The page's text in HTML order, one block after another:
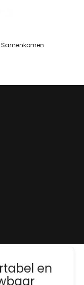
Samenkomen
en